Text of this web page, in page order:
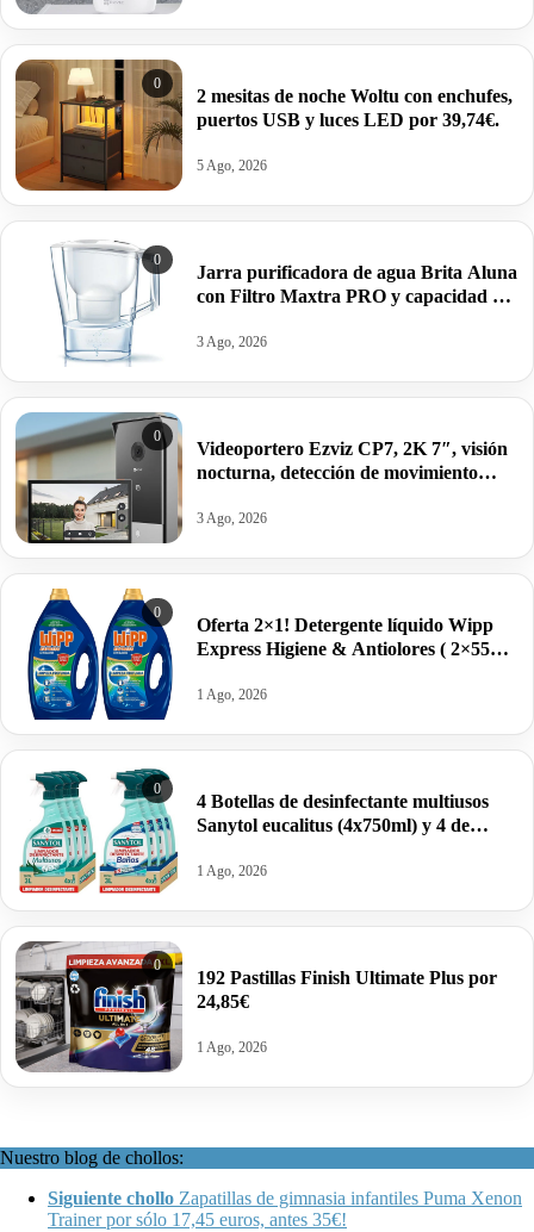
0
2 mesitas de noche Woltu con enchufes,
puertos USB y luces LED por 39,74€.
5 Ago, 2026
0
Jarra purificadora de agua Brita Aluna
con Filtro Maxtra PRO y capacidad de
3 Ago, 2026
0
Videoportero Ezviz CP7, 2K 7″, visión
nocturna, detección de movimiento
3 Ago, 2026
0
Oferta 2×1! Detergente líquido Wipp
Express Higiene & Antiolores ( 2×55
1 Ago, 2026
0
4 Botellas de desinfectante multiusos
Sanytol eucalitus (4x750ml) y 4 de
1 Ago, 2026
0
192 Pastillas Finish Ultimate Plus por
24,85€
1 Ago, 2026
Nuestro blog de chollos:
Siguiente chollo Zapatillas de gimnasia infantiles Puma Xenon
Trainer por sólo 17,45 euros, antes 35€!